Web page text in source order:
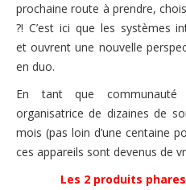
prochaine route à prendre,
?! C’est ici que les systèmes
et ouvrent une nouvelle
en duo.
En tant que communauté
organisatrice de dizaines de
mois (pas loin d’une centaine
ces appareils sont devenus de
Les 2 produits